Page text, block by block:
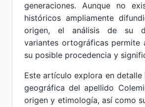
generaciones. Aunque no
históricos ampliamente
origen, el análisis de su
variantes ortográficas permite
su posible procedencia y
Este artículo explora en
geográfica del apellido
origen y etimología, así como